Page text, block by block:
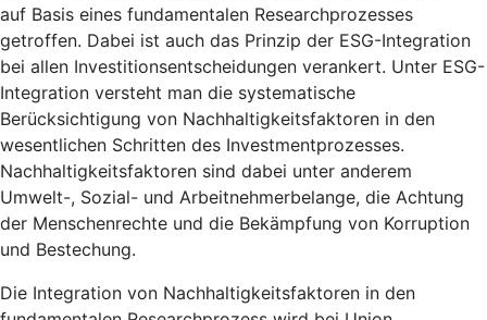
auf Basis eines fundamentalen Researchprozesses
getroffen. Dabei ist auch das Prinzip der ESG-Integration
bei allen Investitionsentscheidungen verankert. Unter ESG-
Integration versteht man die systematische
Berücksichtigung von Nachhaltigkeitsfaktoren in den
wesentlichen Schritten des Investmentprozesses.
Nachhaltigkeitsfaktoren sind dabei unter anderem
Umwelt-, Sozial- und Arbeitnehmerbelange, die Achtung
der Menschenrechte und die Bekämpfung von Korruption
und Bestechung.
Die Integration von Nachhaltigkeitsfaktoren in den